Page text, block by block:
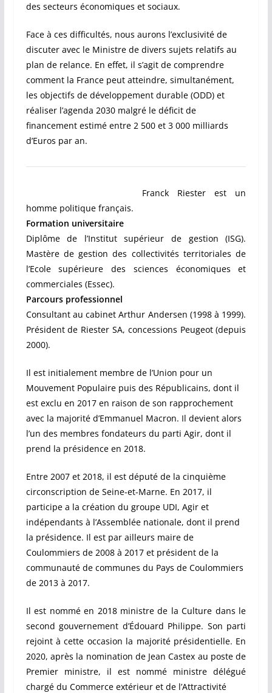
des secteurs économiques et sociaux.
Face à ces difficultés, nous aurons l’exclusivité de
discuter avec le Ministre de divers sujets relatifs au
plan de relance. En effet, il s’agit de comprendre
comment la France peut atteindre, simultanément,
les objectifs de développement durable (ODD) et
réaliser l’agenda 2030 malgré le déficit de
financement estimé entre 2 500 et 3 000 milliards
d’Euros par an.
Franck Riester est un
homme politique français.
Formation universitaire
Diplôme de l’Institut supérieur de gestion (ISG).
Mastère de gestion des collectivités territoriales de
l’Ecole supérieure des sciences économiques et
commerciales (Essec).
Parcours professionnel
Consultant au cabinet Arthur Andersen (1998 à 1999).
Président de Riester SA, concessions Peugeot (depuis
2000).
Il est initialement membre de l’Union pour un
Mouvement Populaire puis des Républicains, dont il
est exclu en 2017 en raison de son rapprochement
avec la majorité d’Emmanuel Macron. Il devient alors
l’un des membres fondateurs du parti Agir, dont il
prend la présidence en 2018.
Entre 2007 et 2018, il est député de la cinquième
circonscription de Seine-et-Marne. En 2017, il
participe a la création du groupe UDI, Agir et
indépendants à l’Assemblée nationale, dont il prend
la présidence. Il est par ailleurs maire de
Coulommiers de 2008 à 2017 et président de la
communauté de communes du Pays de Coulommiers
de 2013 à 2017.
Il est nommé en 2018 ministre de la Culture dans le
second gouvernement d’Édouard Philippe. Son parti
rejoint à cette occasion la majorité présidentielle. En
2020, après la nomination de Jean Castex au poste de
Premier ministre, il est nommé ministre délégué
chargé du Commerce extérieur et de l’Attractivité